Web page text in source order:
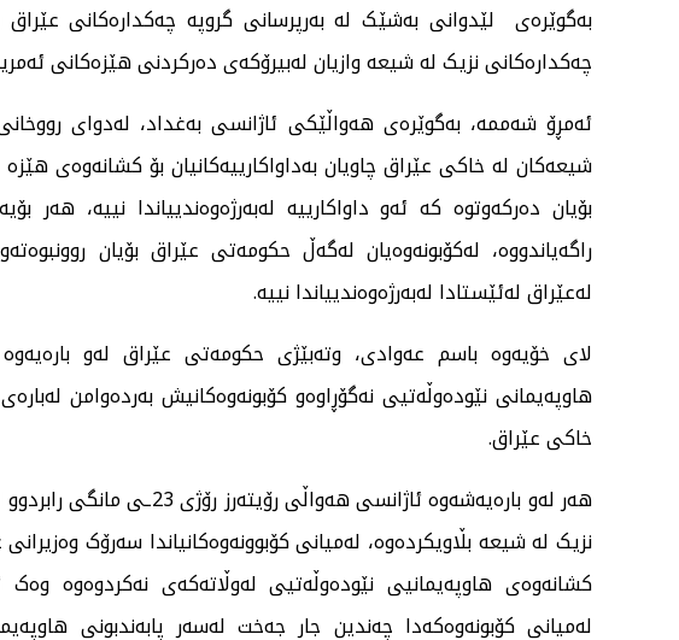
بەگوێرەی لێدوانی بەشێک لە بەرپرسانی گروپە چەکدارەکانی عێراق
چه‌كداره‌كانی نزیک لە شیعە وازیان لەبیرۆکەی دەرکردنی هێزەکانی
ئەمڕۆ شەممە، بەگوێرەی هەواڵێکی ئاژانسی بەغداد، لەدوای
شیعەکان لە خاکی عێراق چاویان بەداواکارییەکانیان بۆ کشانەوەی
بۆیان دەرکەوتوە کە ئەو داواکارییە لەبەرژەوەندییاندا نییە، هەر
راگەیاندووە، لەکۆبونەوەیان لەگەڵ حکومەتی عێراق بۆیان
لەعێراق لەئێستادا لەبەرژەوەندییاندا نییە.
لای خۆیەوە باسم عەوادی، وتەبێژی حکومەتی عێراق لەو
هاوپەیمانی نێودەوڵەتیی نەگۆڕاوەو کۆبونەوەکانیش بەردەوامن
خاکی عێراق.
هەر لەو بارەیەشەوە ئاژانسی
نزیک لە شیعە بڵاویکردەوە، لەمیانی کۆبوونەوەکانیاندا سەرۆک
کشانەوەی هاوپەیمانیی نێودەوڵەتیی لەوڵاتەکەی نەکردوەوە
لەمیانی کۆبونەوەکەدا چەندین جار جەخت لەسەر پابەندبونی